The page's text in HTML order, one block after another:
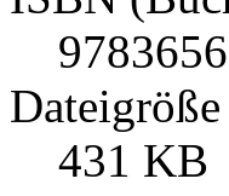
Dateigröße
431 KB